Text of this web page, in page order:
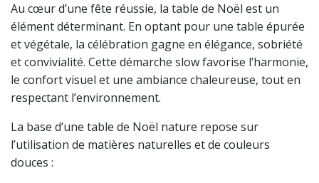
Au cœur d’une fête réussie, la table de Noël est un
élément déterminant. En optant pour une table épurée
et végétale, la célébration gagne en élégance, sobriété
et convivialité. Cette démarche slow favorise l’harmonie,
le confort visuel et une ambiance chaleureuse, tout en
respectant l’environnement.
La base d’une table de Noël nature repose sur
l’utilisation de matières naturelles et de couleurs
douces :